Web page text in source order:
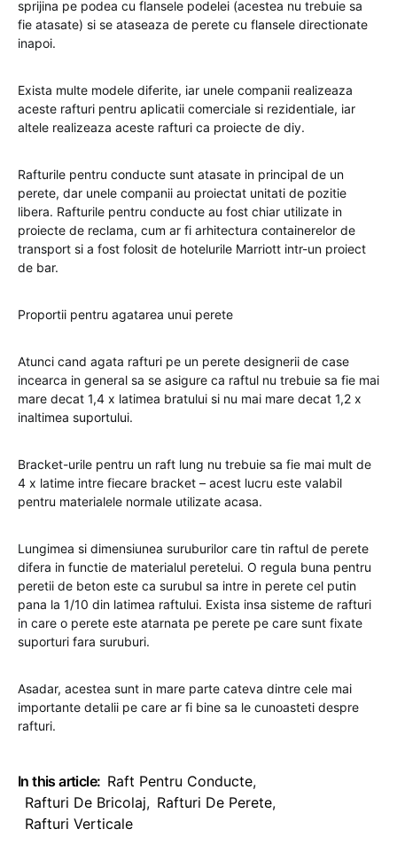
sprijina pe podea cu flansele podelei (acestea nu trebuie sa
fie atasate) si se ataseaza de perete cu flansele directionate
inapoi.
Exista multe modele diferite, iar unele companii realizeaza
aceste rafturi pentru aplicatii comerciale si rezidentiale, iar
altele realizeaza aceste rafturi ca proiecte de diy.
Rafturile pentru conducte sunt atasate in principal de un
perete, dar unele companii au proiectat unitati de pozitie
libera. Rafturile pentru conducte au fost chiar utilizate in
proiecte de reclama, cum ar fi arhitectura containerelor de
transport si a fost folosit de hotelurile Marriott intr-un proiect
de bar.
Proportii pentru agatarea unui perete
Atunci cand agata rafturi pe un perete designerii de case
incearca in general sa se asigure ca raftul nu trebuie sa fie mai
mare decat 1,4 x latimea bratului si nu mai mare decat 1,2 x
inaltimea suportului.
Bracket-urile pentru un raft lung nu trebuie sa fie mai mult de
4 x latime intre fiecare bracket – acest lucru este valabil
pentru materialele normale utilizate acasa.
Lungimea si dimensiunea suruburilor care tin raftul de perete
difera in functie de materialul peretelui. O regula buna pentru
peretii de beton este ca surubul sa intre in perete cel putin
pana la 1/10 din latimea raftului. Exista insa sisteme de rafturi
in care o perete este atarnata pe perete pe care sunt fixate
suporturi fara suruburi.
Asadar, acestea sunt in mare parte cateva dintre cele mai
importante detalii pe care ar fi bine sa le cunoasteti despre
rafturi.
In this article: Raft Pentru Conducte,
Rafturi De Bricolaj, Rafturi De Perete,
Rafturi Verticale